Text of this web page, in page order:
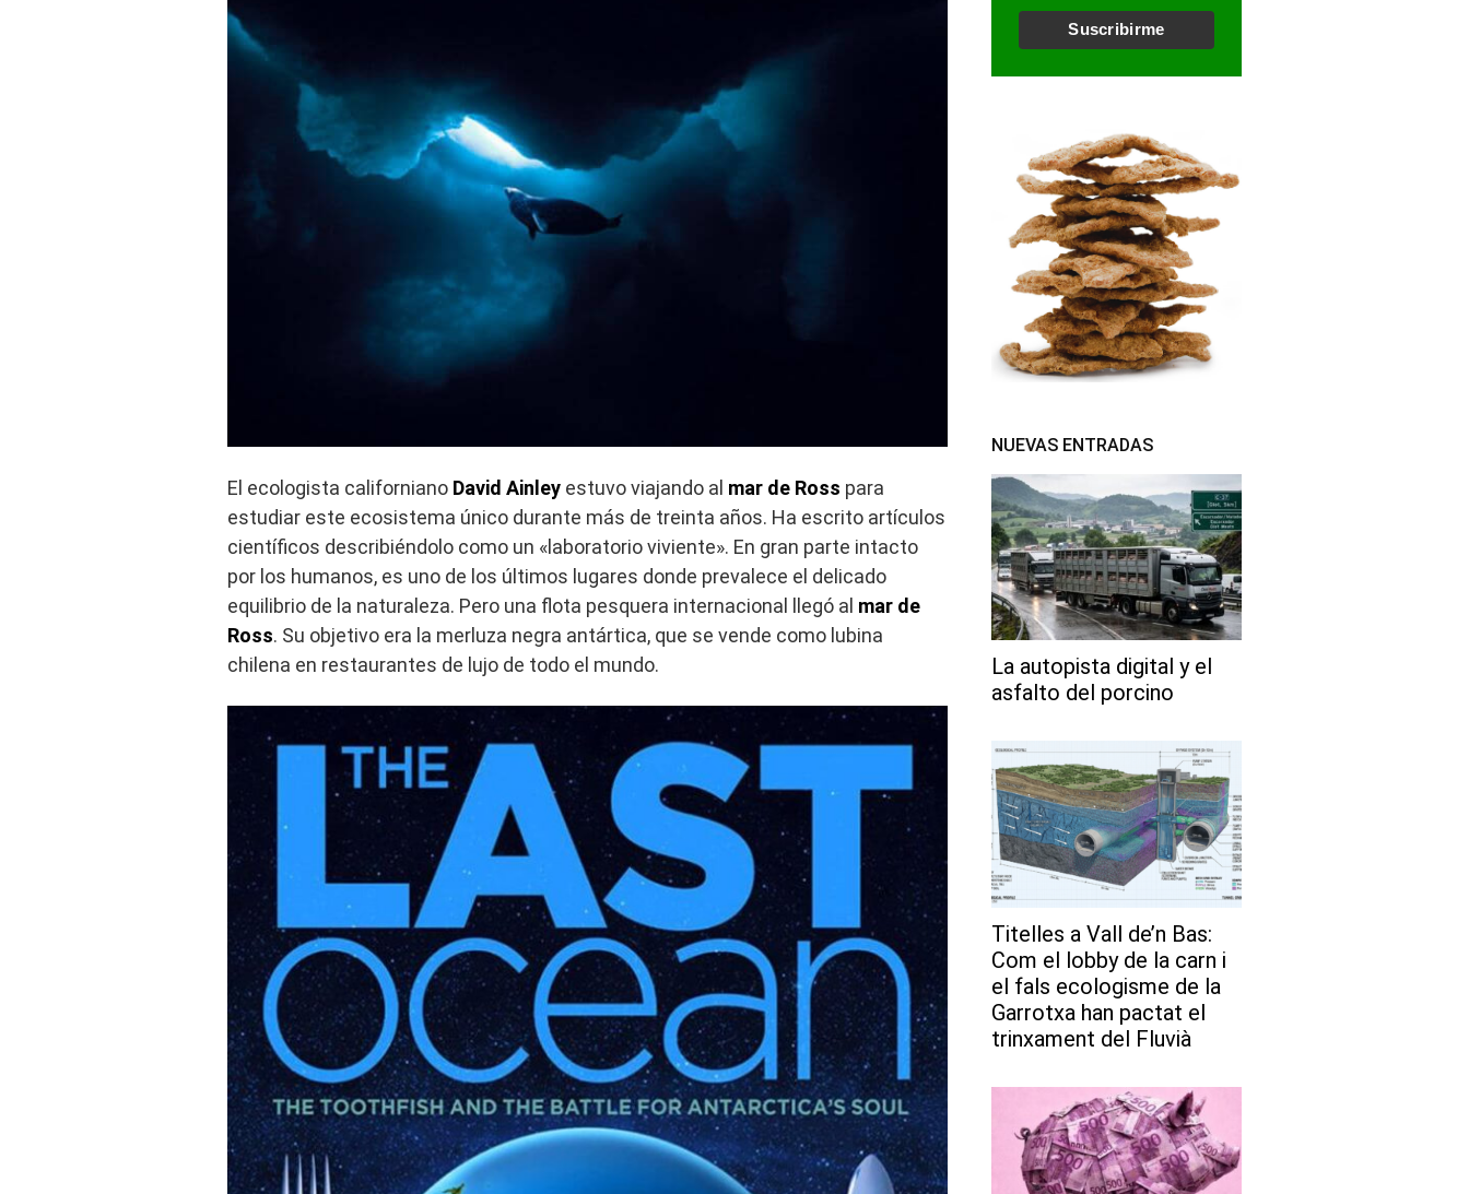
El ecologista californiano David Ainley estuvo viajando al mar de Ross para
estudiar este ecosistema único durante más de treinta años. Ha escrito artículos
científicos describiéndolo como un «laboratorio viviente». En gran parte intacto
por los humanos, es uno de los últimos lugares donde prevalece el delicado
equilibrio de la naturaleza. Pero una flota pesquera internacional llegó al mar de
Ross. Su objetivo era la merluza negra antártica, que se vende como lubina
chilena en restaurantes de lujo de todo el mundo.
Suscribirme
NUEVAS ENTRADAS
La autopista digital y el
asfalto del porcino
Titelles a Vall de’n Bas:
Com el lobby de la carn i
el fals ecologisme de la
Garrotxa han pactat el
trinxament del Fluvià